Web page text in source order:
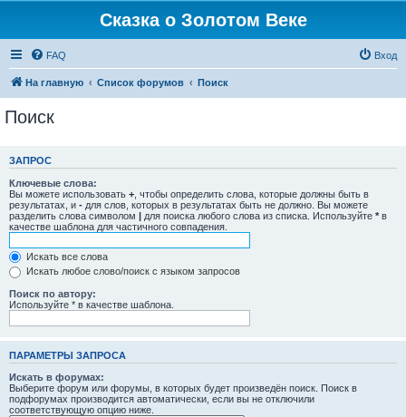
Сказка о Золотом Веке
FAQ Вход
На главную Список форумов Поиск
Поиск
ЗАПРОС
Ключевые слова:
Вы можете использовать + , чтобы определить слова, которые должны быть в
результатах, и - для слов, которых в результатах быть не должно. Вы можете
разделить слова символом | для поиска любого слова из списка. Используйте * в
качестве шаблона для частичного совпадения.
Искать все слова
Искать любое слово/поиск с языком запросов
Поиск по автору:
Используйте * в качестве шаблона.
ПАРАМЕТРЫ ЗАПРОСА
Искать в форумах:
Выберите форум или форумы, в которых будет произведён поиск. Поиск в
подфорумах производится автоматически, если вы не отключили
соответствующую опцию ниже.